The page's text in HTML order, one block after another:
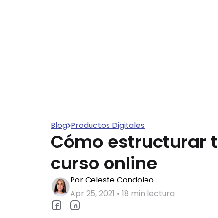
Blog Productos Digitales
Cómo estructurar
curso online
Por Celeste Condoleo
Apr 25, 2021 • 18 min lectura